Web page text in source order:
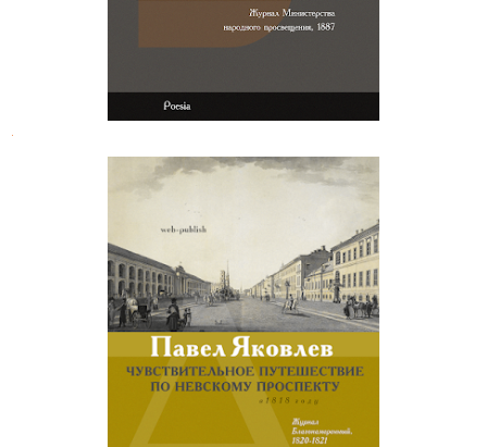
Павел Яковлев. Чувствительное
путешествие по Невскому
проспекту